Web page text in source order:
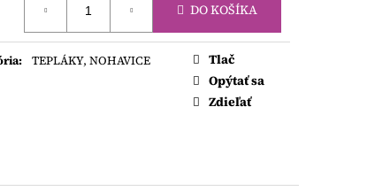
DO KOŠÍKA
: TEPLÁKY, NOHAVICE
Tlač
Opýtať sa
Zdieľať